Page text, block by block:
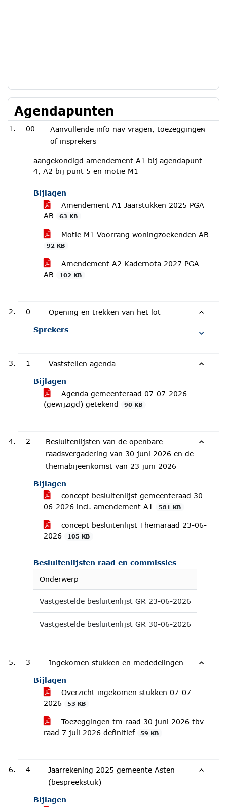
Agendapunten
00
Aanvullende info nav vragen, toezeggingen
of insprekers
aangekondigd amendement A1 bij agendapunt
4, A2 bij punt 5 en motie M1
Bijlagen
Amendement A1 Jaarstukken 2025 PGA
AB
63 KB
Motie M1 Voorrang woningzoekenden AB
92 KB
Amendement A2 Kadernota 2027 PGA
AB
102 KB
0 Opening en trekken van het lot
Sprekers
1 Vaststellen agenda
Bijlagen
Agenda gemeenteraad 07-07-2026
(gewijzigd) getekend
90 KB
2
Besluitenlijsten van de openbare
raadsvergadering van 30 juni 2026 en de
themabijeenkomst van 23 juni 2026
Bijlagen
concept besluitenlijst gemeenteraad 30-
06-2026 incl. amendement A1
581 KB
concept besluitenlijst Themaraad 23-06-
2026
105 KB
Besluitenlijsten raad en commissies
Onderwerp
Vastgestelde besluitenlijst GR 23-06-2026
Vastgestelde besluitenlijst GR 30-06-2026
3 Ingekomen stukken en mededelingen
Bijlagen
Overzicht ingekomen stukken 07-07-
2026
53 KB
Toezeggingen tm raad 30 juni 2026 tbv
raad 7 juli 2026 definitief
59 KB
4
Jaarrekening 2025 gemeente Asten
(bespreekstuk)
Bijlagen